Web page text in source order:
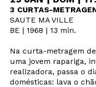
3 CURTAS-
SAUTE MA VILLE
BE | 1968 | 13 min.
Na curta-metragem
uma jovem rapariga,
realizadora, passa o
domésticas: lava o